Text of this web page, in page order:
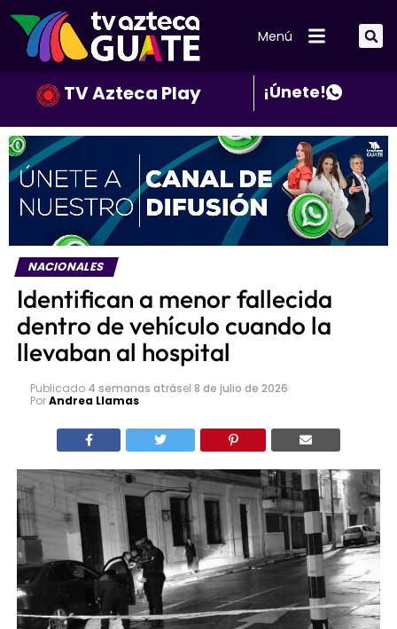
Menú
TV Azteca Play ¡Únete!
NACIONALES
Identifican a menor fallecida
dentro de vehículo cuando la
llevaban al hospital
Publicado 4 semanas atrásel 8 de julio de 2026
PorAndrea Llamas